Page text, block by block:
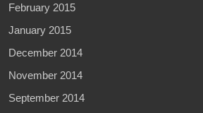
February 2015
January 2015
December 2014
November 2014
September 2014